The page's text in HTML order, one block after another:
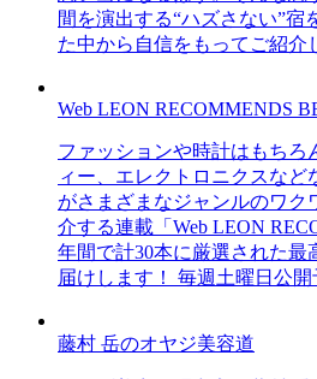
間を演出する“ハズさない”宿
た中から自信をもってご紹介
Web LEON RECOMMENDS
ファッションや時計はもちろ
ィー、エレクトロニクスなど
がさまざまなジャンルのワク
介する連載「Web LEON
年間で計30本に厳選された最
届けします！ 毎週土曜日公開
藤村 岳のオヤジ美容道